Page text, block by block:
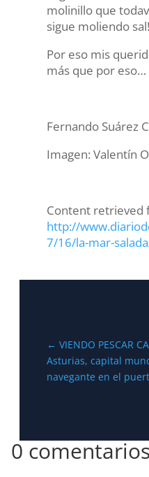
molinillo que
sigue moliendo sal!
Por eso mis
más que por eso…
Fernando Suárez
Imagen: Valentín
Content retrieved
http://
7/16/la-mar-
← VIENDO PESCAR
Asturias, capital
navegante en el
0 comentarios